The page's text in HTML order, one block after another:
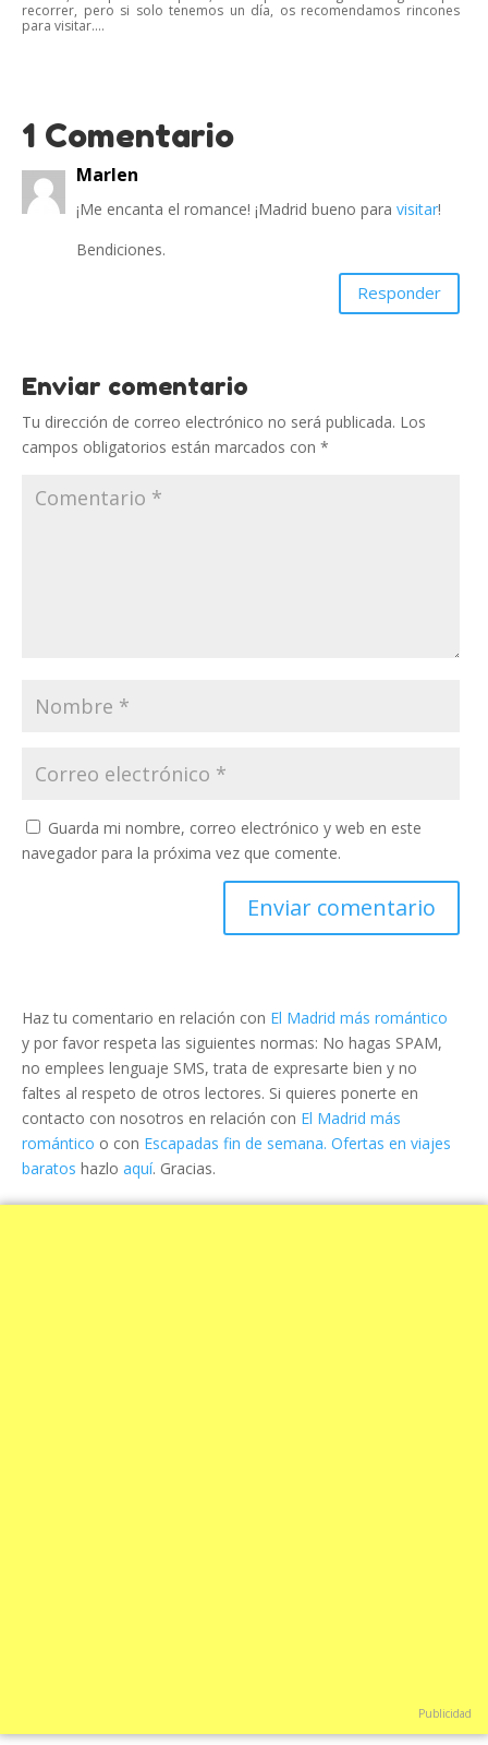
recorrer, pero si solo tenemos un día, os recomendamos rincones
para visitar....
1 Comentario
Marlen
¡Me encanta el romance! ¡Madrid bueno para visitar!
Bendiciones.
Responder
Enviar comentario
Tu dirección de correo electrónico no será publicada. Los
campos obligatorios están marcados con *
Guarda mi nombre, correo electrónico y web en este
navegador para la próxima vez que comente.
Haz tu comentario en relación con El Madrid más romántico
y por favor respeta las siguientes normas: No hagas SPAM,
no emplees lenguaje SMS, trata de expresarte bien y no
faltes al respeto de otros lectores. Si quieres ponerte en
contacto con nosotros en relación con El Madrid más
romántico o con Escapadas fin de semana. Ofertas en viajes
baratos hazlo aquí. Gracias.
Publicidad